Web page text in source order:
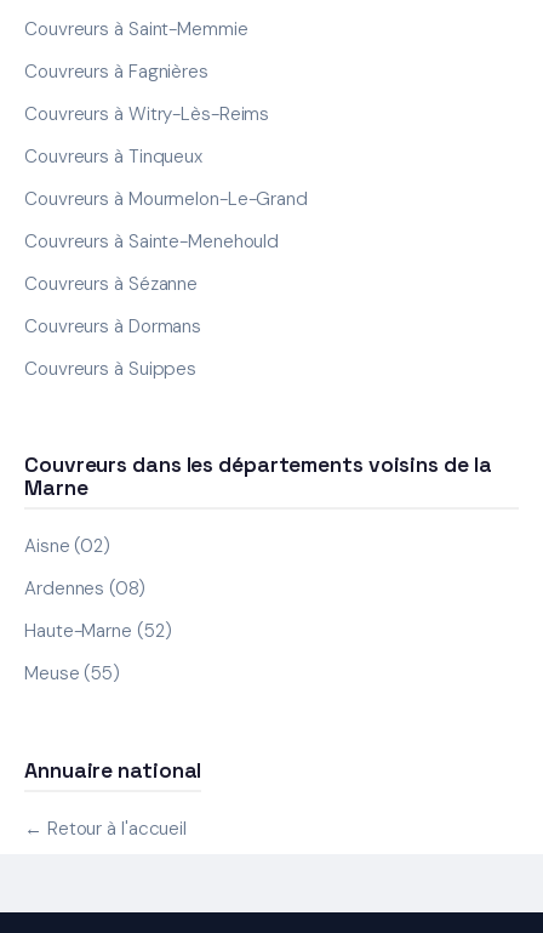
Couvreurs à Saint-Memmie
Couvreurs à Fagnières
Couvreurs à Witry-Lès-Reims
Couvreurs à Tinqueux
Couvreurs à Mourmelon-Le-Grand
Couvreurs à Sainte-Menehould
Couvreurs à Sézanne
Couvreurs à Dormans
Couvreurs à Suippes
Couvreurs dans les départements voisins de la
Marne
Aisne (02)
Ardennes (08)
Haute-Marne (52)
Meuse (55)
Annuaire national
← Retour à l'accueil